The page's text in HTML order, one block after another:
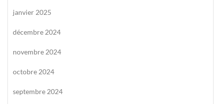
janvier 2025
décembre 2024
novembre 2024
octobre 2024
septembre 2024